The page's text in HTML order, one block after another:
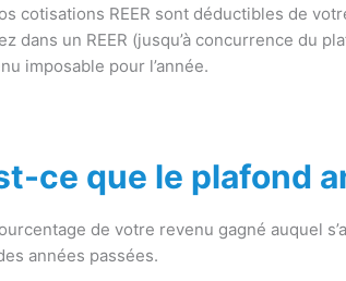
cotisations REER sont déductibles de
dans un REER (jusqu’à concurrence du
imposable pour l’année.
ce que le plafond
de votre revenu gagné auquel
années passées.